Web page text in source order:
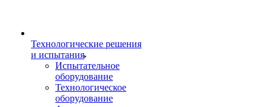
Технологические решения
и испытания
Испытательное
оборудование
Технологическое
оборудование